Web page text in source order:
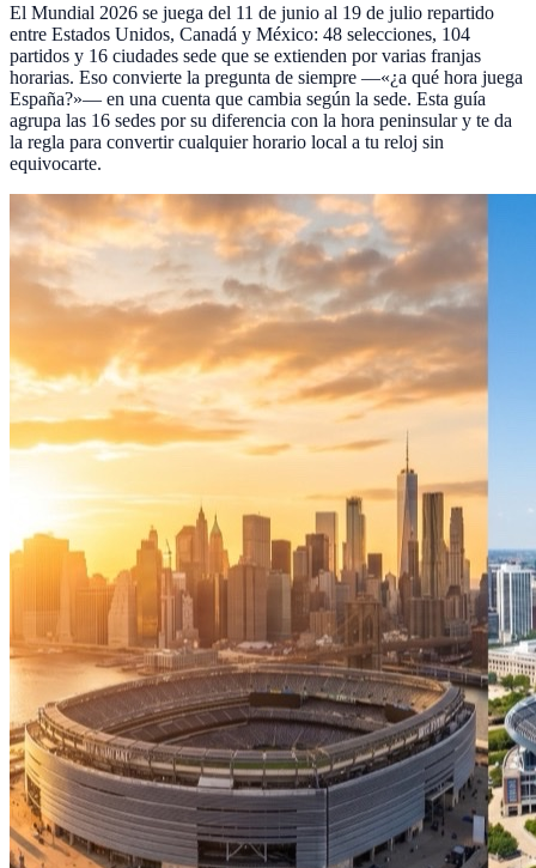
El Mundial 2026 se juega del 11 de junio al 19 de julio repartido
entre Estados Unidos, Canadá y México: 48 selecciones, 104
partidos y 16 ciudades sede que se extienden por varias franjas
horarias. Eso convierte la pregunta de siempre —«¿a qué hora juega
España?»— en una cuenta que cambia según la sede. Esta guía
agrupa las 16 sedes por su diferencia con la hora peninsular y te da
la regla para convertir cualquier horario local a tu reloj sin
equivocarte.